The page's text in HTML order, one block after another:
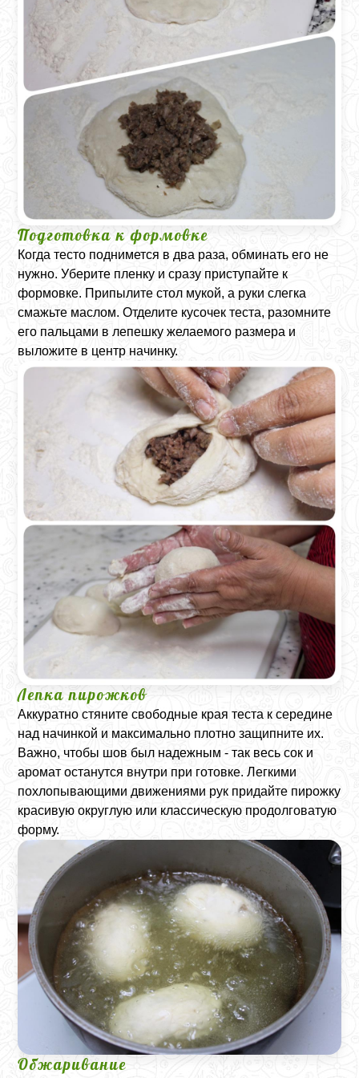
Подготовка к формовке
Когда тесто поднимется в два раза, обминать его не
нужно. Уберите пленку и сразу приступайте к
формовке. Припылите стол мукой, а руки слегка
смажьте маслом. Отделите кусочек теста, разомните
его пальцами в лепешку желаемого размера и
выложите в центр начинку.
Лепка пирожков
Аккуратно стяните свободные края теста к середине
над начинкой и максимально плотно защипните их.
Важно, чтобы шов был надежным - так весь сок и
аромат останутся внутри при готовке. Легкими
похлопывающими движениями рук придайте пирожку
красивую округлую или классическую продолговатую
форму.
Обжаривание